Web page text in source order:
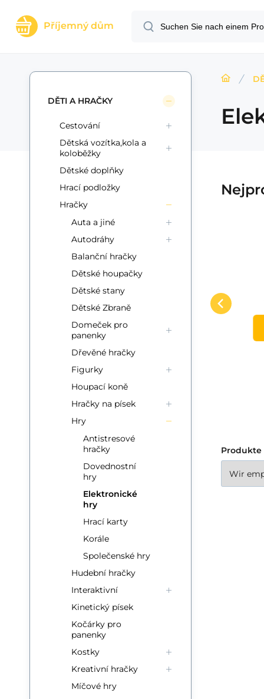
Příjemný dům
Silvergear Retro
Herní Konzole -
Skládací, 240
Klasických Her,
Modrá
26.49 EUR
IN DEN KORB
Skládací retro herní konzole
s 240 vestavěnými hrami v
kapesním provedení.
Stylový design inspirovaný
Gameboyem, barevný 2,8"
displej a snadné ovládání.
Ideální zábava na cesty i pro
domácí hraní.
i
Produkte
DĚTI A HRAČKY
Cestování
Dětská vozítka,kola a
koloběžky
Dětské doplňky
Hrací podložky
Hračky
Auta a jiné
Autodráhy
Balanční hračky
Dětské houpačky
Dětské stany
Dětské Zbraně
Domeček pro
panenky
Dřevěné hračky
Figurky
Houpací koně
Hračky na písek
Hry
Antistresové
hračky
Dovednostní
hry
Elektronické
hry
Hrací karty
Korále
Společenské hry
Hudební hračky
Interaktivní
Kinetický písek
Kočárky pro
panenky
Kostky
Kreativní hračky
Míčové hry